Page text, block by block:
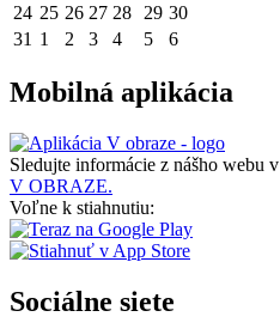
24 25 26 27 28 29 30
31 1 2 3 4 5 6
Mobilná aplikácia
Sledujte informácie z nášho webu v
V OBRAZE.
Voľne k stiahnutiu:
Sociálne siete